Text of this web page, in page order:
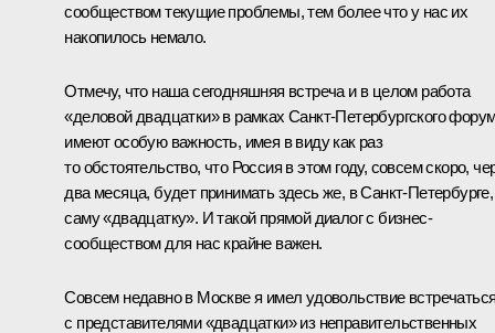
сообществом текущие проблемы, тем более что у нас их
накопилось немало.
Отмечу, что наша сегодняшняя встреча и в целом работа
«деловой двадцатки» в рамках Санкт-Петербургского
имеют особую важность, имея в виду как раз
то обстоятельство, что Россия в этом году, совсем скоро,
два месяца, будет принимать здесь же, в Санкт-Петербурге,
саму «двадцатку». И такой прямой диалог с бизнес-
сообществом для нас крайне важен.
Совсем недавно в Москве я имел удовольствие
с представителями «двадцатки» из неправительственных